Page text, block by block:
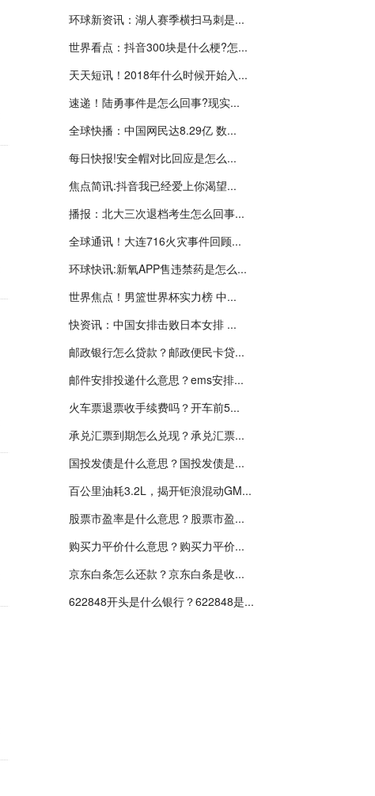
环球新资讯：湖人赛季横扫马刺是...
世界看点：抖音300块是什么梗?怎...
天天短讯！2018年什么时候开始入...
速递！陆勇事件是怎么回事?现实...
全球快播：中国网民达8.29亿 数...
每日快报!安全帽对比回应是怎么...
焦点简讯:抖音我已经爱上你渴望...
播报：北大三次退档考生怎么回事...
全球通讯！大连716火灾事件回顾...
环球快讯:新氧APP售违禁药是怎么...
世界焦点！男篮世界杯实力榜 中...
快资讯：中国女排击败日本女排 ...
邮政银行怎么贷款？邮政便民卡贷...
邮件安排投递什么意思？ems安排...
火车票退票收手续费吗？开车前5...
承兑汇票到期怎么兑现？承兑汇票...
国投发债是什么意思？国投发债是...
百公里油耗3.2L，揭开钜浪混动GM...
股票市盈率是什么意思？股票市盈...
购买力平价什么意思？购买力平价...
京东白条怎么还款？京东白条是收...
622848开头是什么银行？622848是...